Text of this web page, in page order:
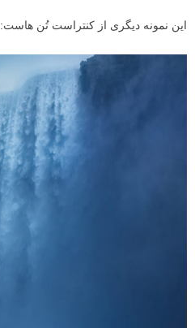
این نمونه دیگری از کنتراست تُن هاست: